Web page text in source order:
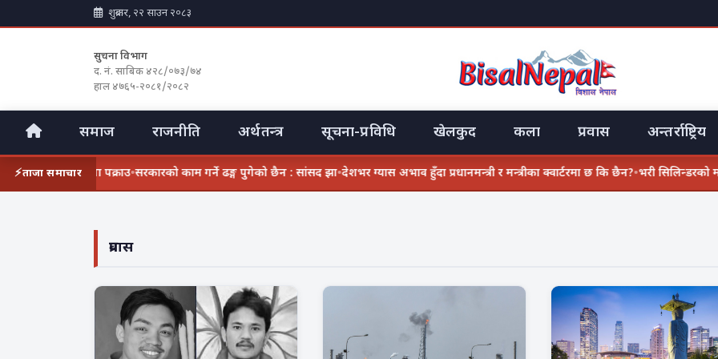
शुक्रबार, २२ साउन २०८३
सुचना विभाग
द. नं. साबिक ४२८/०७३/७४
हाल ४७६५-२०८१/२०८२
समाज राजनीति अर्थतन्त्र सूचना-प्रविधि खेलकुद कला प्रवास अन्तर्राष्ट्रिय
ताजा समाचार
तीनजना पक्राउ सरकारको काम गर्ने ढङ्ग पुगेको छैन : सांसद झा •देशभर ग्यास अभाव हुँदा प्रधानमन्त्री र मन्त्रीका क्वार्टरमा छ कि छैन?•भरी सिलिन्डरको माग
प्रवास